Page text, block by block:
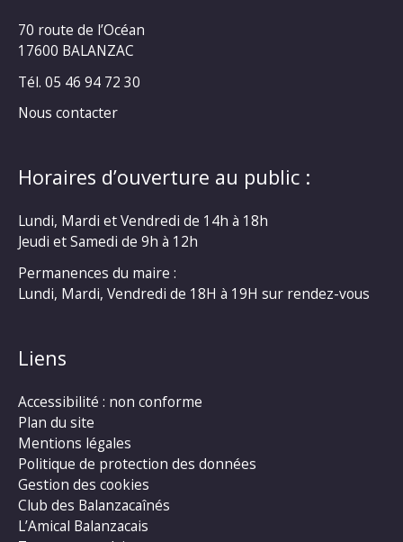
70 route de l’Océan
17600 BALANZAC
Tél. 05 46 94 72 30
Nous contacter
Horaires d’ouverture au public :
Lundi, Mardi et Vendredi de 14h à 18h
Jeudi et Samedi de 9h à 12h
Permanences du maire :
Lundi, Mardi, Vendredi de 18H à 19H sur rendez-vous
Liens
Accessibilité : non conforme
Plan du site
Mentions légales
Politique de protection des données
Gestion des cookies
Club des Balanzacaînés
L’Amical Balanzacais